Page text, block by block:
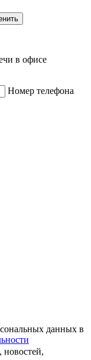
в офисе
Номер телефона
данных в
новостей,